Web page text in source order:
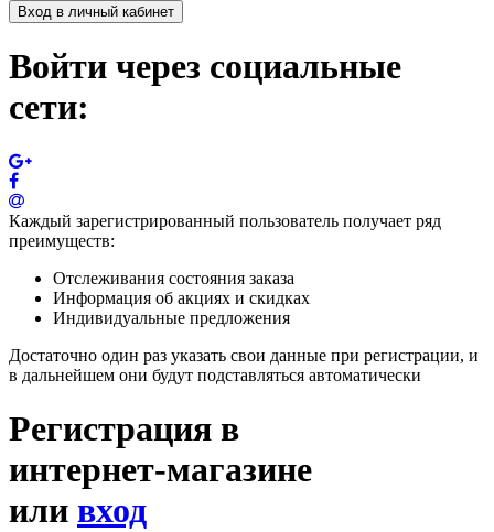
Вход в личный кабинет
Войти через социальные
сети:
Каждый зарегистрированный пользователь получает ряд
преимуществ:
Отслеживания состояния заказа
Информация об акциях и скидках
Индивидуальные предложения
Достаточно один раз указать свои данные при регистрации, и
в дальнейшем они будут подставляться автоматически
Регистрация в
интернет-магазине
или вход